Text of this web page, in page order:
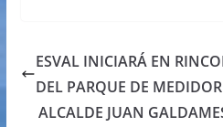
ESVAL INICIARÁ EN
DEL PARQUE DE
ALCALDE JUAN